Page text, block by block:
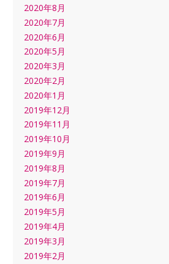
2020年8月
2020年7月
2020年6月
2020年5月
2020年3月
2020年2月
2020年1月
2019年12月
2019年11月
2019年10月
2019年9月
2019年8月
2019年7月
2019年6月
2019年5月
2019年4月
2019年3月
2019年2月